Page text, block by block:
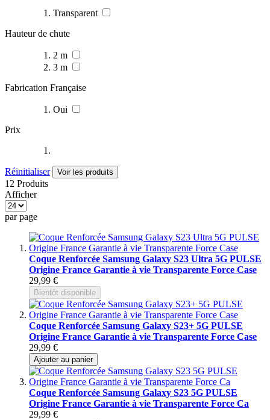
Transparent
Hauteur de chute
2 m
3 m
Fabrication Française
Oui
Prix
Réinitialiser Voir les produits
12 Produits
Afficher
par page
Coque Renforcée Samsung Galaxy S23 Ultra 5G PULSE
Origine France Garantie à vie Transparente Force Case
29,99 €
Bientôt disponible
Coque Renforcée Samsung Galaxy S23+ 5G PULSE
Origine France Garantie à vie Transparente Force Case
29,99 €
Ajouter au panier
Coque Renforcée Samsung Galaxy S23 5G PULSE
Origine France Garantie à vie Transparente Force Ca
29,99 €